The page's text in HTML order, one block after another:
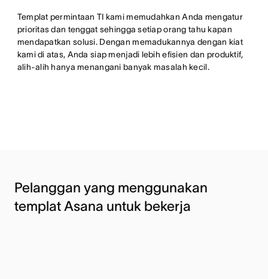
Templat permintaan TI kami memudahkan Anda mengatur
prioritas dan tenggat sehingga setiap orang tahu kapan
mendapatkan solusi. Dengan memadukannya dengan kiat
kami di atas, Anda siap menjadi lebih efisien dan produktif,
alih-alih hanya menangani banyak masalah kecil.
Pelanggan yang menggunakan
templat Asana untuk bekerja